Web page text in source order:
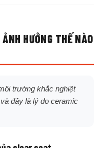
HƯỞNG THẾ NÀO
trường khắc nghiệt
đây là lý do ceramic